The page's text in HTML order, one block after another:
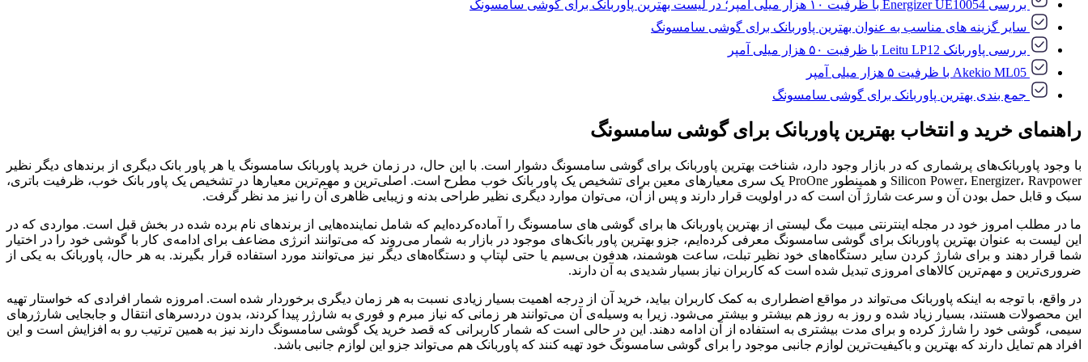
بررسی Energizer UE10054 با ظرفیت ۱۰ هزار میلی آمپر؛ در لیست بهترین پاوربانک برای گوشی سامسونگ
سایر گزینه های مناسب به عنوان بهترین پاوربانک برای گوشی سامسونگ
بررسی پاوربانک Leitu LP12 با ظرفیت ۵۰ هزار میلی آمپر
جمع بندی بهترین پاوربانک برای گوشی سامسونگ
راهنمای خرید و انتخاب بهترین پاوربانک برای گوشی سامسونگ
با وجود پاوربانک‌های پرشماری که در بازار وجود دارد، شناخت بهترین پاوربانک برای گوشی سامسونگ دشوار است. با این حال، در زمان خرید پاوربانک سامسونگ یا هر پاور بانک دیگری از برندهای دیگر نظیر
Silicon Power، Energizer، Ravpower و همینطور ProOne یک سری معیارهای معین برای تشخیص یک پاور بانک خوب مطرح است. اصلی‌ترین و مهم‌ترین معیارها در تشخیص یک پاور بانک خوب، ظرفیت باتری،
سبک و قابل حمل بودن آن و سرعت شارژ آن است که در اولویت قرار دارند و پس از آن، می‌توان موارد دیگری نظیر طراحی بدنه و زیبایی ظاهری آن را نیز مد نظر گرفت.
ما در مطلب امروز خود در مجله اینترنتی مبیت مگ لیستی از بهترین پاوربانک ها برای گوشی های سامسونگ را آماده‌کرده‌ایم که شامل نماینده‌هایی از برندهای نام برده شده در بخش قبل است. مواردی که در
این لیست به عنوان بهترین پاوربانک برای گوشی سامسونگ معرفی کرده‌ایم، جزو بهترین پاور بانک‌های موجود در بازار به شمار می‌روند که می‌توانند انرژی مضاعف برای ادامه‌ی کار با گوشی خود را در اختیار
شما قرار دهند و برای شارژ کردن سایر دستگاه‌های خود نظیر تبلت، ساعت هوشمند، هدفون بی‌سیم یا حتی لپتاپ و دستگاه‌های دیگر نیز می‌توانند مورد استفاده قرار بگیرند. به هر حال، پاوربانک به یکی از
ضروری‌ترین و مهم‌ترین کالاهای امروزی تبدیل شده است که کاربران نیاز بسیار شدیدی به آن دارند.
در واقع، با توجه به اینکه پاوربانک می‌تواند در مواقع اضطراری به کمک کاربران بیاید، خرید آن از درجه اهمیت بسیار زیادی نسبت به هر زمان دیگری برخوردار شده است. امروزه شمار افرادی که خواستار تهیه
این محصولات هستند، بسیار زیاد شده و روز به روز هم بیشتر و بیشتر می‌شود. زیرا به وسیله‌ی آن می‌توانند هر زمانی که نیاز مبرم و فوری به شارژر پیدا کردند، بدون دردسرهای انتقال و جابجایی شارژرهای
سیمی، گوشی خود را شارژ کرده و برای مدت بیشتری به استفاده از آن ادامه دهند. این در حالی است که شمار کاربرانی که قصد خرید یک گوشی سامسونگ دارند نیز به همین ترتیب رو به افزایش است و این
افراد هم تمایل دارند که بهترین و باکیفیت‌ترین لوازم جانبی موجود را برای گوشی سامسونگ خود تهیه کنند که پاوربانک هم می‌تواند جزو این لوازم جانبی باشد.